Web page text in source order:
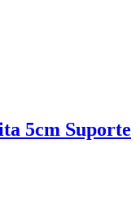
5cm Suporte